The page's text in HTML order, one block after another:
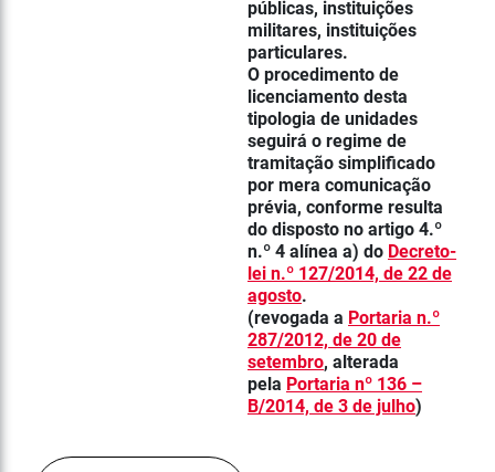
públicas, instituições
militares, instituições
particulares.
O procedimento de
licenciamento desta
tipologia de unidades
seguirá o regime de
tramitação simplificado
por mera comunicação
prévia, conforme resulta
do disposto no artigo 4.º
n.º 4 alínea a) do Decreto-
lei n.º 127/2014, de 22 de
agosto.
(revogada a Portaria n.º
287/2012, de 20 de
setembro, alterada
pela Portaria nº 136 –
B/2014, de 3 de julho)